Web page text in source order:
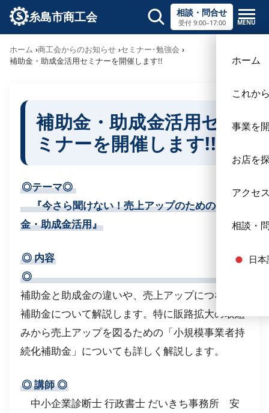
糸島市商工会 相談・問合せ
受付 9:00–17:00 MENU
ホーム
これか
事業を
お店を
アクセ
相談・
日
ホーム 商工会からのお知らせ セミナー･勉強会
補助金・助成金活用セミナーを開催します!!
補助金・助成金活用セ
ミナーを開催します!!
◎テーマ◎
『今さら聞けない！売上アップのための補助
金・助成金活用』
◎内容
補助金と助成金の違いや、売上アップにつながる
補助金について解説します。特に販路拡大の取組
みから売上アップを図るための「小規模事業者持
続化補助金」についても詳しく解説します。
◎講師◎
中小企業診断士 行政書士 だいきち事務所 安